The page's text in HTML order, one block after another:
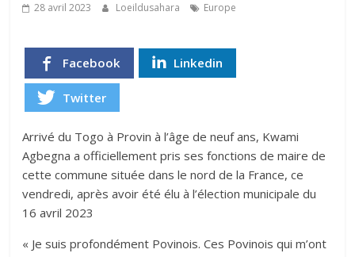
28 avril 2023 Loeildusahara Europe
Facebook Linkedin
Twitter
Arrivé du Togo à Provin à l’âge de neuf ans, Kwami
Agbegna a officiellement pris ses fonctions de maire de
cette commune située dans le nord de la France, ce
vendredi, après avoir été élu à l’élection municipale du
16 avril 2023
« Je suis profondément Povinois. Ces Povinois qui m’ont